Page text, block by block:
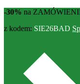
-30% na
z kodem: SIE26BAD